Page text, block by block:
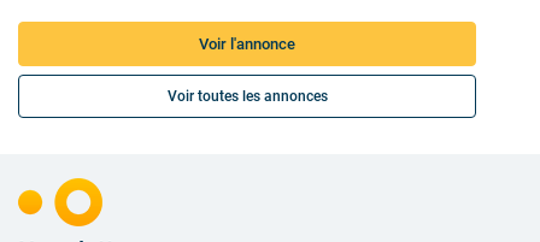
Voir l'annonce
Voir toutes les annonces